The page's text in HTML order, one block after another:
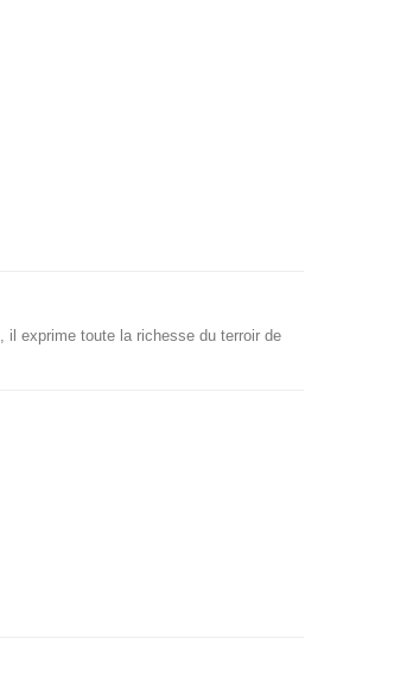
, il exprime toute la richesse du terroir de